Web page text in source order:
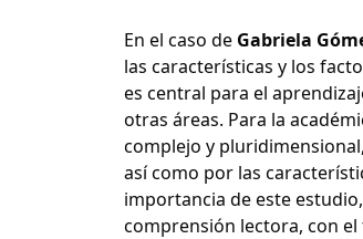
En el caso de Gabriela
las características y los
es central para el
otras áreas. Para la
complejo y
así como por las
importancia de este
comprensión lectora, con